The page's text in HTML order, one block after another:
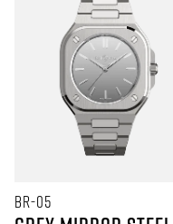
BR-05